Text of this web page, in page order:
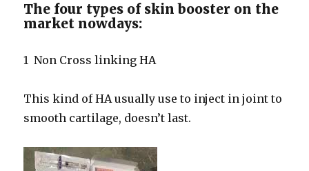
The four types of skin booster on the
market nowdays:
1Non Cross linking HA
This kind of HA usually use to inject in joint to
smooth cartilage, doesn’t last.